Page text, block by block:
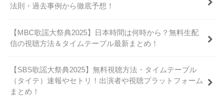
法則・過去事例から徹底予想！
【MBC歌謡大祭典2025】日本時間は何時から？無料生配
信の視聴方法＆タイムテーブル最新まとめ！
【SBS歌謡大祭典2025】無料視聴方法・タイムテーブル
（タイテ）速報やセトリ！出演者や視聴プラットフォーム
まとめ！